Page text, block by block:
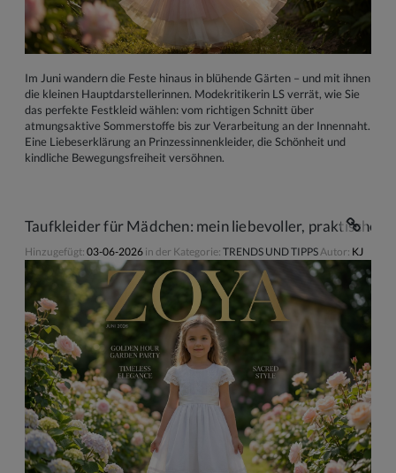
Im Juni wandern die Feste hinaus in blühende Gärten – und mit ihnen
die kleinen Hauptdarstellerinnen. Modekritikerin LS verrät, wie Sie
das perfekte Festkleid wählen: vom richtigen Schnitt über
atmungsaktive Sommerstoffe bis zur Verarbeitung an der Innennaht.
Eine Liebeserklärung an Prinzessinnenkleider, die Schönheit und
kindliche Bewegungsfreiheit versöhnen.
Taufkleider für Mädchen: mein liebevoller, praktischer
Hinzugefügt: 03-06-2026 in der Kategorie: TRENDS UND TIPPSAutor: KJ